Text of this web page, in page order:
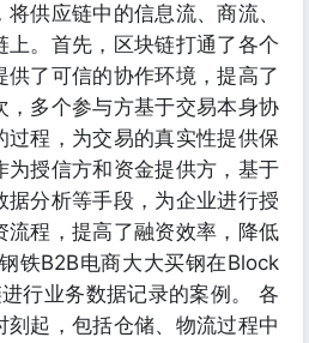
供应链中的信息流、商流、
上。首先，区块链打通了各个
了可信的协作环境，提高了
，多个参与方基于交易本身协
过程，为交易的真实性提供保
为授信方和资金提供方，基于
据分析等手段，为企业进行授
流程，提高了融资效率，降低
铁B2B电商大大买钢在Block
行业务数据记录的案例。 各
起，包括仓储、物流过程中